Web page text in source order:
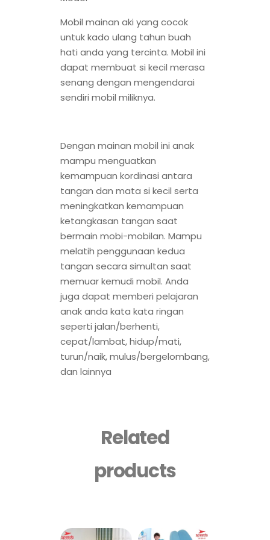
Mobil mainan aki yang cocok
untuk kado ulang tahun buah
hati anda yang tercinta. Mobil ini
dapat membuat si kecil merasa
senang dengan mengendarai
sendiri mobil miliknya.
Dengan mainan mobil ini anak
mampu menguatkan
kemampuan kordinasi antara
tangan dan mata si kecil serta
meningkatkan kemampuan
ketangkasan tangan saat
bermain mobi-mobilan. Mampu
melatih penggunaan kedua
tangan secara simultan saat
memuar kemudi mobil. Anda
juga dapat memberi pelajaran
anak anda kata kata ringan
seperti jalan/berhenti,
cepat/lambat, hidup/mati,
turun/naik, mulus/bergelombang,
dan lainnya
Related
products